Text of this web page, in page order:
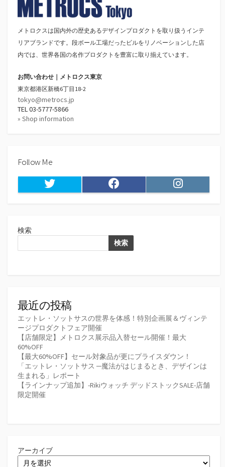
メトロクスは国内外の歴史あるデザインプロダクトを取り扱うインテ
リアブランドです。段ボール工場だったビルをリノベーションした店
内では、世界各国の名作プロダクトを豊富に取り揃えています。
お問い合わせ｜メトロクス東京
東京都港区新橋6丁目18-2
tokyo@metrocs.jp
TEL 03-5777-5866
» Shop information
Follow Me
Twitter Facebook Instagram
検索
検索
最近の投稿
エットレ・ソットサスの世界を体感！特別企画展＆ヴィンテ
ージプロダクトフェア開催
【店舗限定】メトロクス展示品入替セール開催！最大
60%OFF
【最大60%OFF】セール対象品が更にプライスダウン！
「エットレ・ソットサス ─魔法がはじまるとき、デザインは
生まれる」レポート
【ラインナップ追加】-Rikiウォッチ デッドストックSALE-店舗
限定開催
アーカイブ